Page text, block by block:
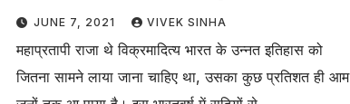
JUNE 7, 2021 VIVEK SINHA
महाप्रतापी राजा थे विक्रमादित्य भारत के उन्नत इतिहास को
जितना सामने लाया जाना चाहिए था, उसका कुछ प्रतिशत ही आम